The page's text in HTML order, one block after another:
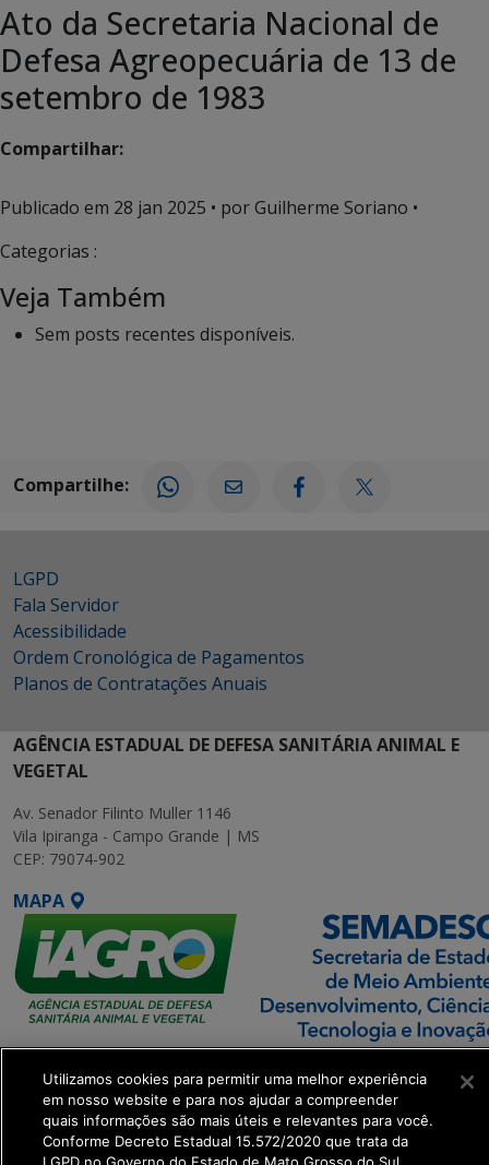
Ato da Secretaria Nacional de
Defesa Agreopecuária de 13 de
setembro de 1983
Compartilhar:
Publicado em 28 jan 2025 • por Guilherme Soriano •
Categorias :
Veja Também
Sem posts recentes disponíveis.
Compartilhe:
LGPD
Fala Servidor
Acessibilidade
Ordem Cronológica de Pagamentos
Planos de Contratações Anuais
AGÊNCIA ESTADUAL DE DEFESA SANITÁRIA ANIMAL E
VEGETAL
Av. Senador Filinto Muller 1146
Vila Ipiranga - Campo Grande | MS
CEP: 79074-902
MAPA
SETDIG | Secretaria-
Executiva de
Transformação Digital
Utilizamos cookies para permitir uma melhor experiência
em nosso website e para nos ajudar a compreender
quais informações são mais úteis e relevantes para você.
Conforme Decreto Estadual 15.572/2020 que trata da